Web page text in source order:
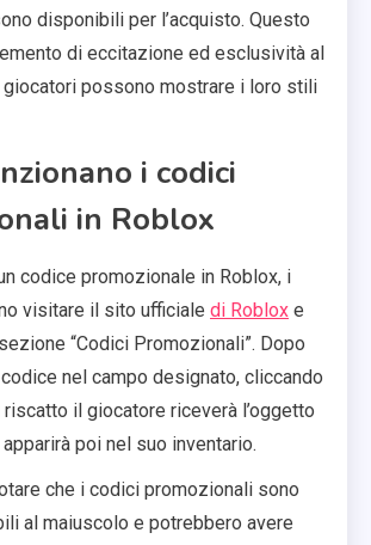
disponibili per l’acquisto. Questo
di eccitazione ed esclusività al
possono mostrare i loro stili
i codici
in Roblox
codice promozionale in Roblox, i
visitare il sito ufficiale di Roblox e
“Codici Promozionali”. Dopo
nel campo designato, cliccando
il giocatore riceverà l’oggetto
poi nel suo inventario.
che i codici promozionali sono
al maiuscolo e potrebbero avere